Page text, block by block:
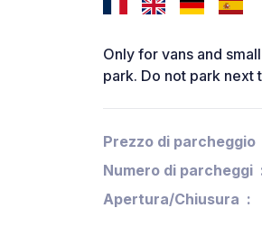
Only for vans and
park. Do not park next
Prezzo di parcheggio
Numero di parcheggi
Apertura/Chiusura